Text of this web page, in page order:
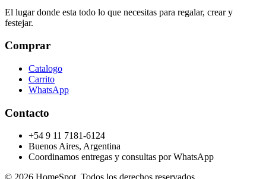
El lugar donde esta todo lo que necesitas para regalar, crear y
festejar.
Comprar
Catalogo
Carrito
WhatsApp
Contacto
+54 9 11 7181-6124
Buenos Aires, Argentina
Coordinamos entregas y consultas por WhatsApp